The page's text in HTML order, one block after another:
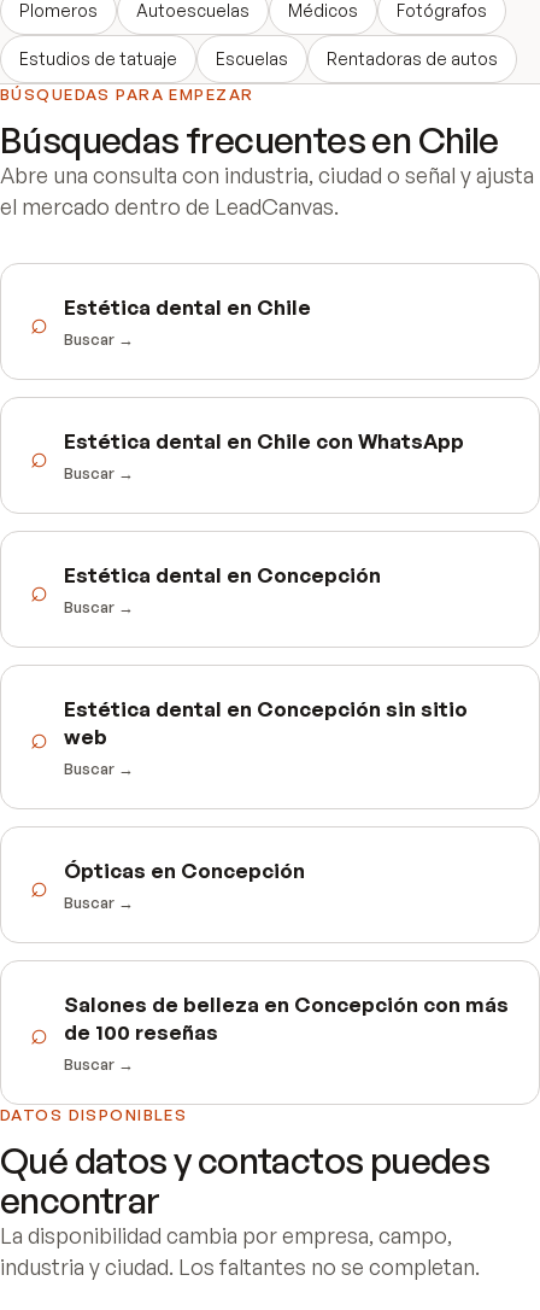
Plomeros Autoescuelas Médicos Fotógrafos
Estudios de tatuaje Escuelas Rentadoras de autos
BÚSQUEDAS PARA EMPEZAR
Búsquedas frecuentes enChile
Abre una consulta con industria, ciudad o señal y ajusta
el mercado dentro de LeadCanvas.
⌕ Estética dental en Chile
Buscar →
⌕ Estética dental en Chile con WhatsApp
Buscar →
⌕ Estética dental en Concepción
Buscar →
⌕
Estética dental en Concepción sin sitio
web
Buscar →
⌕ Ópticas en Concepción
Buscar →
⌕
Salones de belleza en Concepción con más
de 100 reseñas
Buscar →
DATOS DISPONIBLES
Qué datos y contactos puedes
encontrar
La disponibilidad cambia por empresa, campo,
industria y ciudad. Los faltantes no se completan.